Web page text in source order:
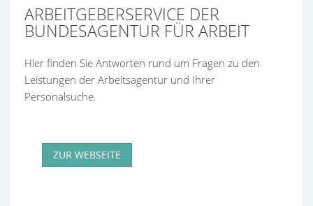
ARBEITGEBERSERVICE DER
BUNDESAGENTUR FÜR ARBEIT
Hier finden Sie Antworten rund um Fragen zu den
Leistungen der Arbeitsagentur und Ihrer
Personalsuche.
ZUR WEBSEITE